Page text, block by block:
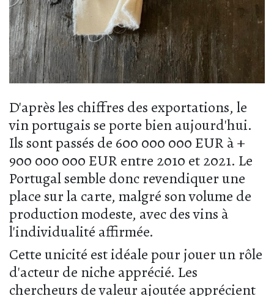
D'après les chiffres des exportations, le
vin portugais se porte bien aujourd'hui.
Ils sont passés de 600 000 000 EUR à +
900 000 000 EUR entre 2010 et 2021. Le
Portugal semble donc revendiquer une
place sur la carte, malgré son volume de
production modeste, avec des vins à
l'individualité affirmée.
Cette unicité est idéale pour jouer un rôle
d'acteur de niche apprécié. Les
chercheurs de valeur ajoutée apprécient